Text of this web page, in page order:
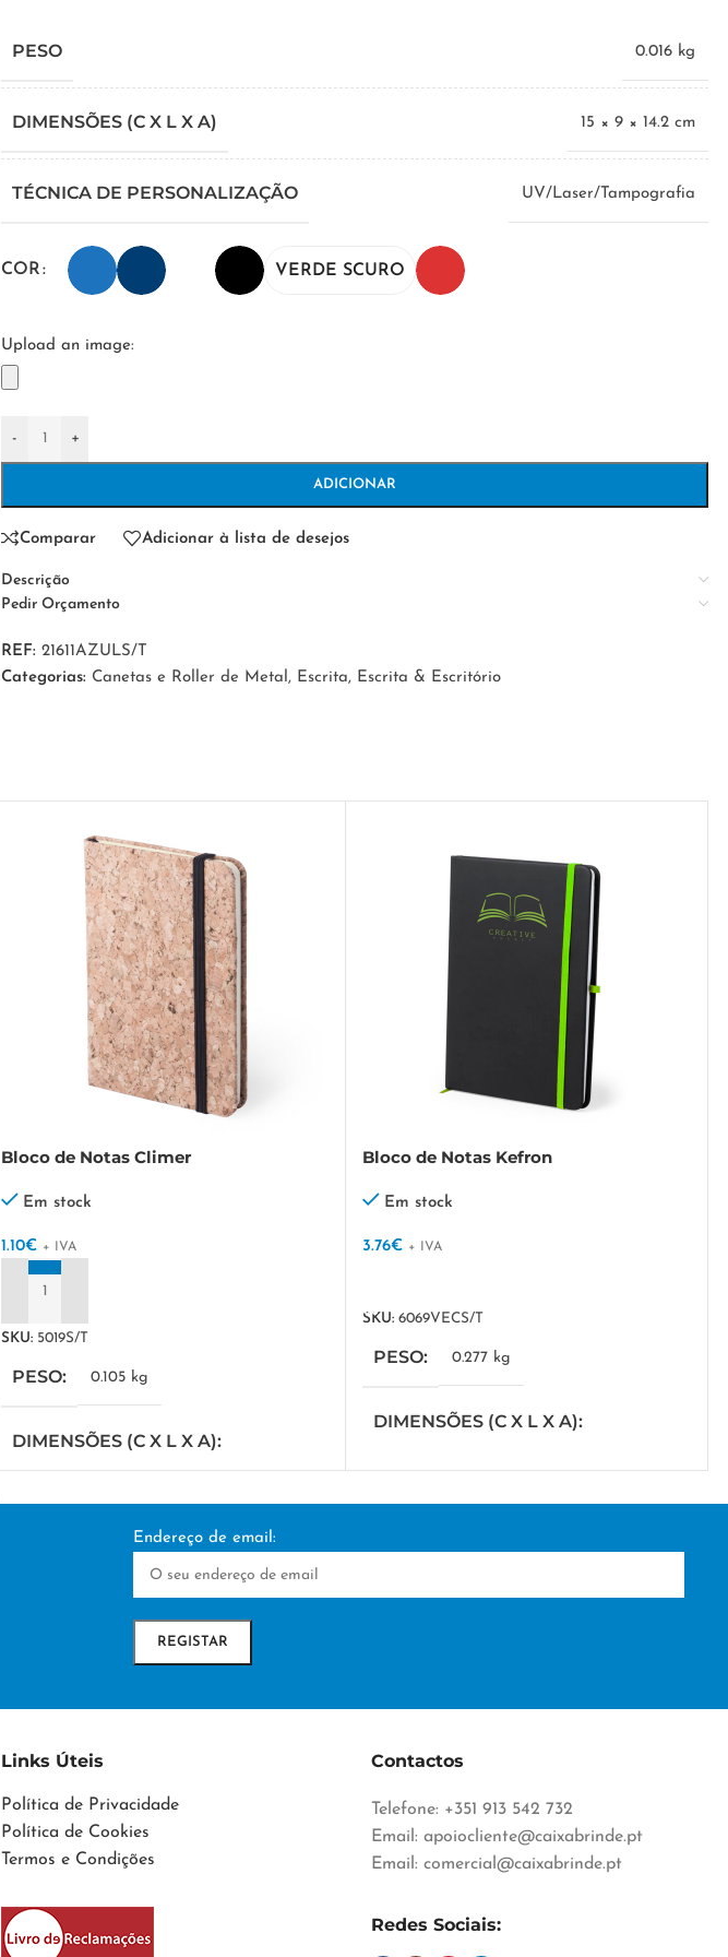
PESO 0.016 kg
DIMENSÕES (C X L X A) 15 × 9 × 14.2 cm
TÉCNICA DE PERSONALIZAÇÃO UV/Laser/Tampografia
COR VERDE SCURO
Upload an image:
- +
ADICIONAR
Comparar Adicionar à lista de desejos
Descrição
Pedir Orçamento
REF: 21611AZULS/T
Categorias: Canetas e Roller de Metal, Escrita, Escrita & Escritório
Bloco de Notas Climer
Em stock
1.10€ + IVA
ADICIONAR
SKU: 5019S/T
PESO 0.105 kg
DIMENSÕES (C X L X A)
Bloco de Notas Kefron
Em stock
3.76€ + IVA
SKU: 6069VECS/T
PESO 0.277 kg
DIMENSÕES (C X L X A)
DTF/Serigrafia
Endereço de email:
Links Úteis
Política de Privacidade
Política de Cookies
Termos e Condições
Contactos
Telefone: +351 913 542 732
Email: apoiocliente@caixabrinde.pt
Email: comercial@caixabrinde.pt
Redes Sociais: